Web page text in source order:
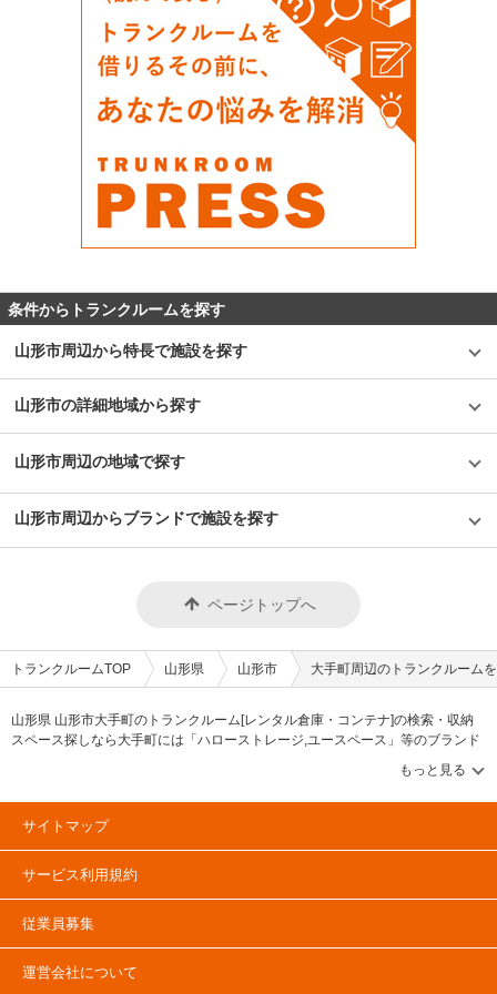
条件からトランクルームを探す
山形市周辺から特長で施設を探す
山形市の詳細地域から探す
山形市周辺の地域で探す
山形市周辺からブランドで施設を探す
ページトップへ
トランクルームTOP 山形県 山形市 大手町周辺のトランクルーム
山形県 山形市大手町のトランクルーム[レンタル倉庫・コンテナ]の検索・収納
スペース探しなら大手町には「ハローストレージ,ユースペース」等のブランド
ィ・空調完備・24時間出し入れ可能などの希望条件で絞込み！豊富な物件数か
ら様々な方法でご希望の収納スペースを簡単に探せるトランクルーム情報サイ
トです。大手町で気になるトランクルームを見つけたら、メールか電話でお問
サイトマップ
サービス利用規約
従業員募集
運営会社について